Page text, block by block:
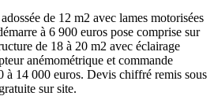
de 12 m2 avec lames motorisées
à 6 900 euros pose comprise sur
de 18 à 20 m2 avec éclairage
anémométrique et commande
à 14 000 euros. Devis chiffré remis sous
sur site.